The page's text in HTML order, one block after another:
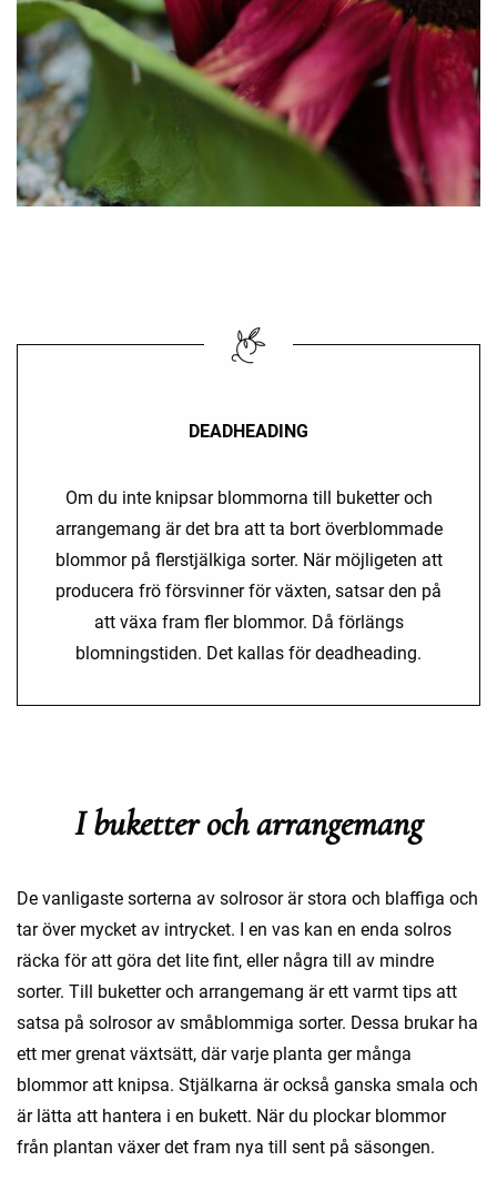
DEADHEADING
Om du inte knipsar blommorna till buketter och
arrangemang är det bra att ta bort överblommade
blommor på flerstjälkiga sorter. När möjligeten att
producera frö försvinner för växten, satsar den på
att växa fram fler blommor. Då förlängs
blomningstiden. Det kallas för deadheading.
I buketter och arrangemang
De vanligaste sorterna av solrosor är stora och blaffiga och
tar över mycket av intrycket. I en vas kan en enda solros
räcka för att göra det lite fint, eller några till av mindre
sorter. Till buketter och arrangemang är ett varmt tips att
satsa på solrosor av småblommiga sorter. Dessa brukar ha
ett mer grenat växtsätt, där varje planta ger många
blommor att knipsa. Stjälkarna är också ganska smala och
är lätta att hantera i en bukett. När du plockar blommor
från plantan växer det fram nya till sent på säsongen.